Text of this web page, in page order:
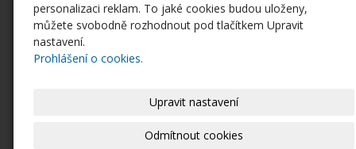
inPage
Webové stránky
Pro začátečníky
Seznámení s inPage
Webhosting
Hosting
Ostatní
personalizaci reklam. To jaké cookies budou uloženy,
můžete svobodně rozhodnout pod tlačítkem Upravit
nastavení.
Prohlášení o cookies.
Upravit nastavení
Odmítnout cookies